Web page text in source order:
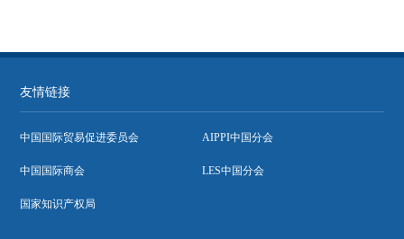
友情链接
中国国际贸易促进委员会 AIPPI中国分会
中国国际商会 LES中国分会
国家知识产权局